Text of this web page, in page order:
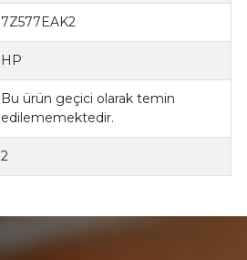
7Z577EAK2
HP
Bu ürün geçici olarak temin
edilememektedir.
2